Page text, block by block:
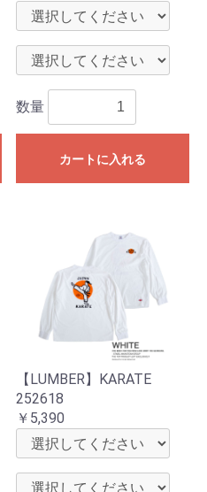
数量
カートに入れる
【LUMBER】KARATE
252618
￥5,390